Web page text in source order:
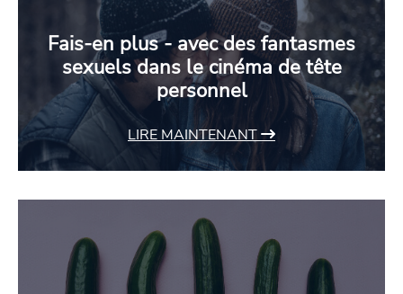
Fais-en plus - avec des fantasmes
sexuels dans le cinéma de tête
personnel
LIRE MAINTENANT